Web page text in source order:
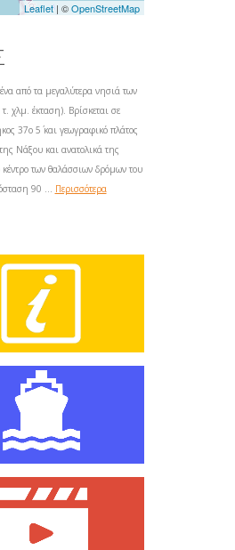
Leaflet| ©OpenStreetMap
από τα μεγαλύτερα νησιά των
χλμ. έκταση). Βρίσκεται σε
37ο 5΄ και γεωγραφικό πλάτος
Νάξου και ανατολικά της
των θαλάσσιων δρόμων του
90 ... Περισσότερα